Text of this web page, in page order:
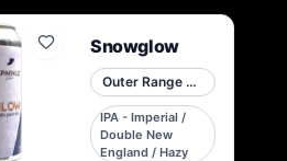
Snowglow
Outer Range Brewing Co. French Alps
IPA - Imperial /
Double New
England / Hazy